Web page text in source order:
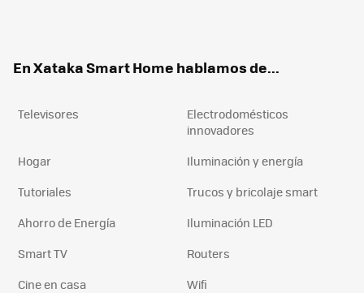
En Xataka Smart Home hablamos de...
Televisores
Electrodomésticos
innovadores
Hogar
Iluminación y energía
Tutoriales
Trucos y bricolaje smart
Ahorro de Energía
Iluminación LED
Smart TV
Routers
Cine en casa
Wifi